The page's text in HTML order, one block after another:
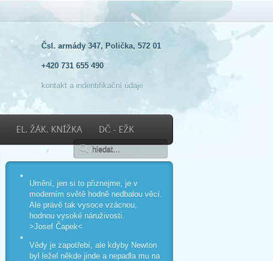
Čsl. armády 347, Polička, 572 01
+420 731 655 490
kontakt a indentifikační údaje
EL. ŽÁK. KNÍŽKA DČ - EŽK
Umění, jen si to přiznejme, je v
moderním světě hodně nedbalou věcí.
Ale právě tak vysoce vzácnou,
hodnou vysoké náruživosti.
>Josef Čapek<
Vědy je zapotřebí, ale kdyby Newton
byl ležel někde jinde a nepadla mu na